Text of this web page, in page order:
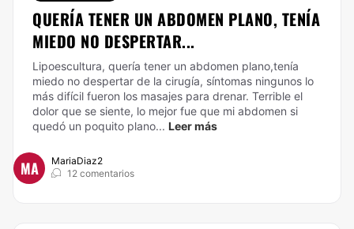
QUERÍA TENER UN ABDOMEN PLANO, TENÍA
MIEDO NO DESPERTAR...
Lipoescultura, quería tener un abdomen plano,tenía
miedo no despertar de la cirugía, síntomas ningunos lo
más difícil fueron los masajes para drenar. Terrible el
dolor que se siente, lo mejor fue que mi abdomen si
quedó un poquito plano... Leer más
MA
MariaDiaz2
12 comentarios